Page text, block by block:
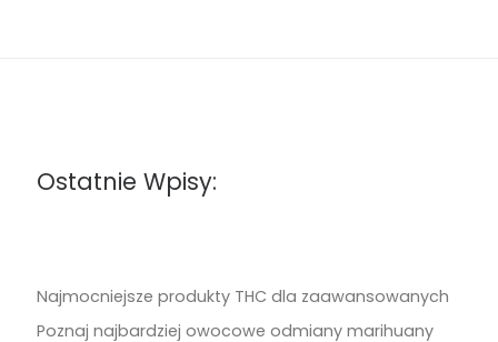
Ostatnie Wpisy:
Najmocniejsze produkty THC dla zaawansowanych
Poznaj najbardziej owocowe odmiany marihuany